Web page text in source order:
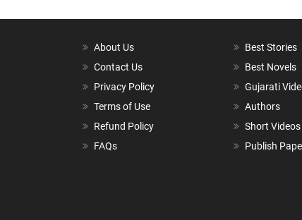
About Us
Contact Us
Privacy Policy
Terms of Use
Refund Policy
FAQs
Best Stories
Best Novels
Gujarati
Authors
Short Videos
Publish